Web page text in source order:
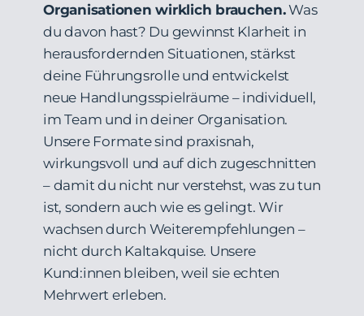
Organisationen wirklich brauchen.Was
du davon hast? Du gewinnst Klarheit in
herausfordernden Situationen, stärkst
deine Führungsrolle und entwickelst
neue Handlungsspielräume – individuell,
im Team und in deiner Organisation.
Unsere Formate sind praxisnah,
wirkungsvoll und auf dich zugeschnitten
– damit du nicht nur verstehst, was zu tun
ist, sondern auch wie es gelingt. Wir
wachsen durch Weiterempfehlungen –
nicht durch Kaltakquise. Unsere
Kund:innen bleiben, weil sie echten
Mehrwert erleben.